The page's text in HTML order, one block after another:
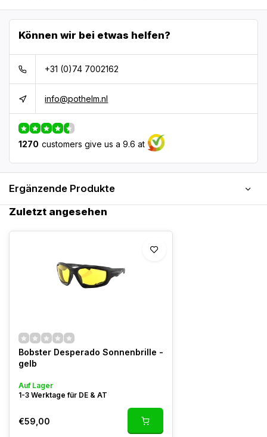
Können wir bei etwas helfen?
+31 (0)74 7002162
info@pothelm.nl
1270 customers give us a 9.6 at
Ergänzende Produkte
Zuletzt angesehen
Bobster Desperado Sonnenbrille -
gelb
Auf Lager
1-3 Werktage für DE & AT
€59,00